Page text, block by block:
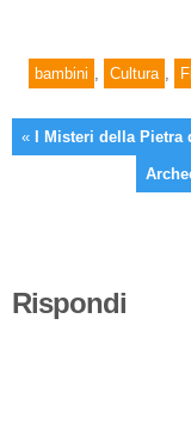
bambini , Cultura ,
« I Misteri della Pietra
Rispondi